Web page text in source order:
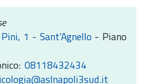
1 - Sant'Agnello- Piano
08118432434